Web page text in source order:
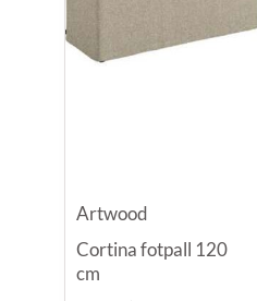
Artwood
Cortina fotpall 120
cm